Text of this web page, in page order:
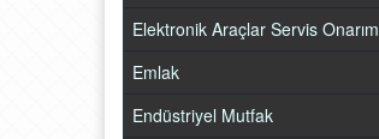
Elektronik Araçlar Servis Onarım
Emlak
Endüstriyel Mutfak